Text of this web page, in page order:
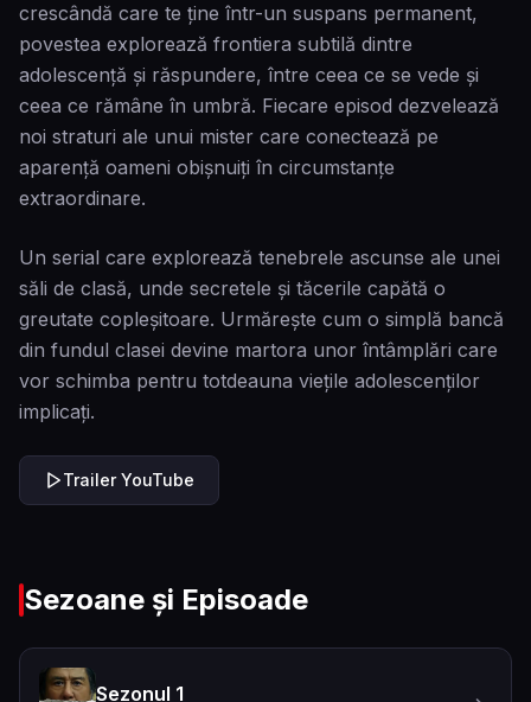
crescândă care te ține într-un suspans permanent,
povestea explorează frontiera subtilă dintre
adolescență și răspundere, între ceea ce se vede și
ceea ce rămâne în umbră. Fiecare episod dezvelează
noi straturi ale unui mister care conectează pe
aparență oameni obișnuiți în circumstanțe
extraordinare.
Un serial care explorează tenebrele ascunse ale unei
săli de clasă, unde secretele și tăcerile capătă o
greutate copleșitoare. Urmărește cum o simplă bancă
din fundul clasei devine martora unor întâmplări care
vor schimba pentru totdeauna viețile adolescenților
implicați.
Trailer YouTube
Sezoane și Episoade
Sezonul 1